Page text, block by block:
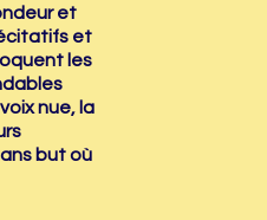
et
et
les
nue, la
but où